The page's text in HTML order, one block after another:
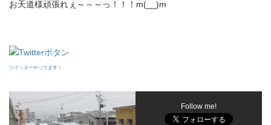
お天道様頑張れぇ～～～っ！！！m(__)m
ツイッターやってます！
Follow me!